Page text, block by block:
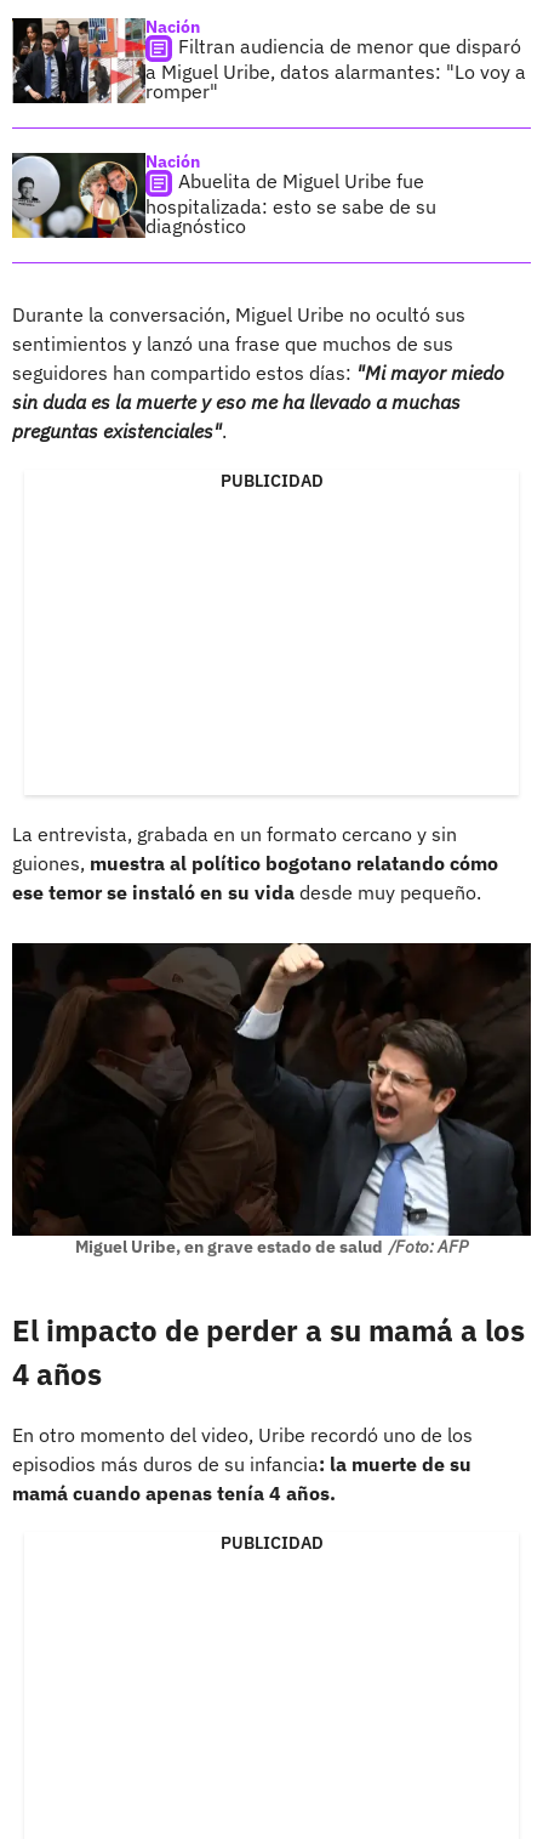
Nación
Filtran audiencia de menor que disparó
a Miguel Uribe, datos alarmantes: "Lo voy a
romper"
Nación
Abuelita de Miguel Uribe fue
hospitalizada: esto se sabe de su
diagnóstico
Durante la conversación, Miguel Uribe no ocultó sus
sentimientos y lanzó una frase que muchos de sus
seguidores han compartido estos días: "Mi mayor miedo
sin duda es la muerte y eso me ha llevado a muchas
preguntas existenciales".
PUBLICIDAD
La entrevista, grabada en un formato cercano y sin
guiones, muestra al político bogotano relatando cómo
ese temor se instaló en su vida desde muy pequeño.
Miguel Uribe, en grave estado de salud /Foto: AFP
El impacto de perder a su mamá a los
4 años
En otro momento del video, Uribe recordó uno de los
episodios más duros de su infancia: la muerte de su
mamá cuando apenas tenía 4 años.
PUBLICIDAD